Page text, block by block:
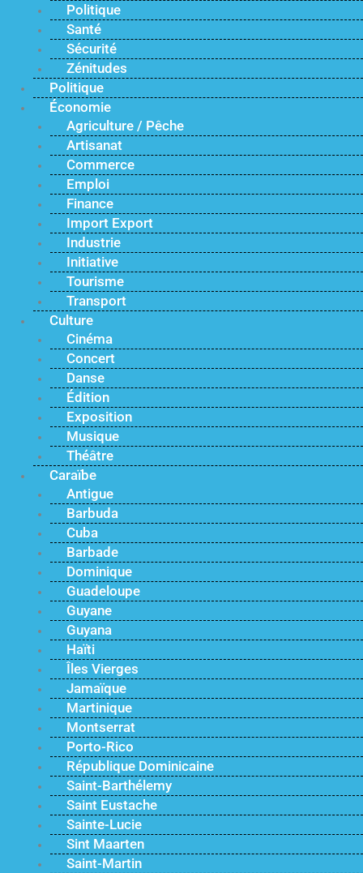
Politique
Santé
Sécurité
Zénitudes
Politique
Économie
Agriculture / Pêche
Artisanat
Commerce
Emploi
Finance
Import Export
Industrie
Initiative
Tourisme
Transport
Culture
Cinéma
Concert
Danse
Édition
Exposition
Musique
Théâtre
Caraïbe
Antigue
Barbuda
Cuba
Barbade
Dominique
Guadeloupe
Guyane
Guyana
Haïti
Îles Vierges
Jamaïque
Martinique
Montserrat
Porto-Rico
République Dominicaine
Saint-Barthélemy
Saint Eustache
Sainte-Lucie
Sint Maarten
Saint-Martin